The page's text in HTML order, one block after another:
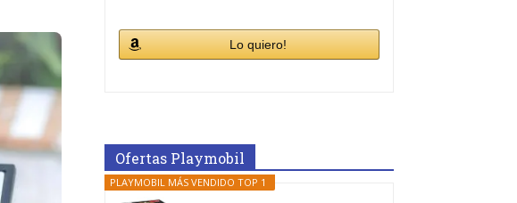
Lo quiero!
Ofertas Playmobil
PLAYMOBIL MÁS VENDIDO TOP 1